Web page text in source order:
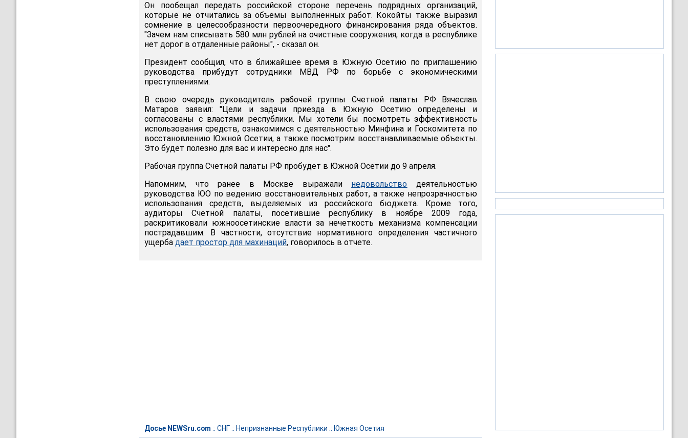
Он пообещал передать российской стороне перечень подрядных организаций,
которые не отчитались за объемы выполненных работ. Кокойты также выразил
сомнение в целесообразности первоочередного финансирования ряда объектов.
"Зачем нам списывать 580 млн рублей на очистные сооружения, когда в республике
нет дорог в отдаленные районы", - сказал он.
Президент сообщил, что в ближайшее время в Южную Осетию по приглашению
руководства прибудут сотрудники МВД РФ по борьбе с экономическими
преступлениями.
В свою очередь руководитель рабочей группы Счетной палаты РФ Вячеслав
Матаров заявил: "Цели и задачи приезда в Южную Осетию определены и
согласованы с властями республики. Мы хотели бы посмотреть эффективность
использования средств, ознакомимся с деятельностью Минфина и Госкомитета по
восстановлению Южной Осетии, а также посмотрим восстанавливаемые объекты.
Это будет полезно для вас и интересно для нас".
Рабочая группа Счетной палаты РФ пробудет в Южной Осетии до 9 апреля.
Напомним, что ранее в Москве выражали недовольство деятельностью
руководства ЮО по ведению восстановительных работ, а также непрозрачностью
использования средств, выделяемых из российского бюджета. Кроме того,
аудиторы Счетной палаты, посетившие республику в ноябре 2009 года,
раскритиковали южноосетинские власти за нечеткость механизма компенсации
пострадавшим. В частности, отсутствие нормативного определения частичного
ущерба дает простор для махинаций, говорилось в отчете.
Досье NEWSru.com :: СНГ:: Непризнанные Республики :: Южная Осетия